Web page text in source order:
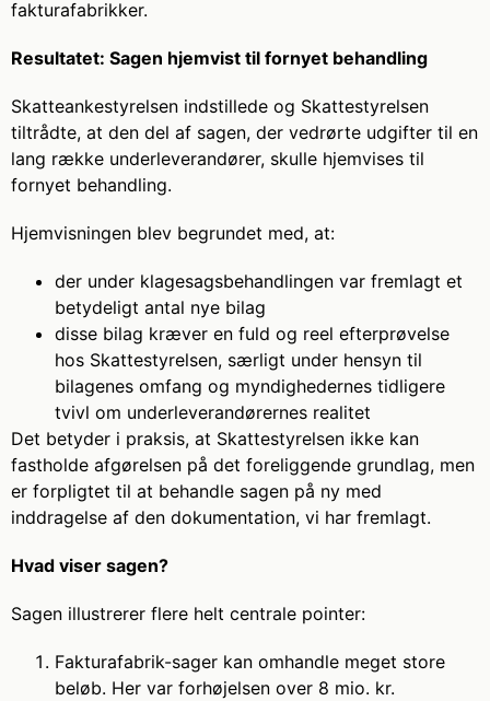
fakturafabrikker.
Resultatet: Sagen hjemvist til fornyet behandling
Skatteankestyrelsen indstillede og Skattestyrelsen
tiltrådte, at den del af sagen, der vedrørte udgifter til en
lang række underleverandører, skulle hjemvises til
fornyet behandling.
Hjemvisningen blev begrundet med, at:
der under klagesagsbehandlingen var fremlagt et
betydeligt antal nye bilag
disse bilag kræver en fuld og reel efterprøvelse
hos Skattestyrelsen, særligt under hensyn til
bilagenes omfang og myndighedernes tidligere
tvivl om underleverandørernes realitet
Det betyder i praksis, at Skattestyrelsen ikke kan
fastholde afgørelsen på det foreliggende grundlag, men
er forpligtet til at behandle sagen på ny med
inddragelse af den dokumentation, vi har fremlagt.
Hvad viser sagen?
Sagen illustrerer flere helt centrale pointer:
Fakturafabrik-sager kan omhandle meget store
beløb. Her var forhøjelsen over 8 mio. kr.